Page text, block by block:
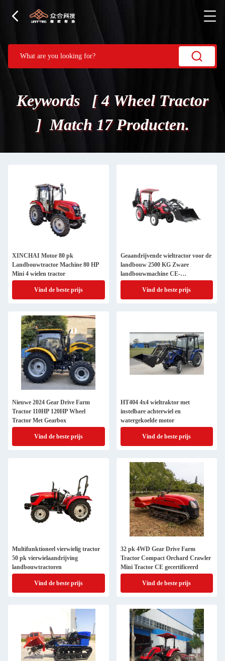
Keywords [ 4 Wheel Tractor
] Match 17 Producten.
XINCHAI Motor 80 pk
Landbouwtractor Machine 80 HP
Mini 4 wielen tractor
Vind de beste prijs
Geaandrijvende wieltractor voor de
landbouw 2500 KG Zware
landbouwmachine CE-
gecertificeerd
Vind de beste prijs
Nieuwe 2024 Gear Drive Farm
Tractor 110HP 120HP Wheel
Tractor Met Gearbox
Vind de beste prijs
HT404 4x4 wieltraktor met
instelbare achterwiel en
watergekoelde motor
Vind de beste prijs
Multifunktioneel vierwielig tractor
50 pk vierwielaandrijving
landbouwtractoren
Vind de beste prijs
32 pk 4WD Gear Drive Farm
Tractor Compact Orchard Crawler
Mini Tractor CE gecertificeerd
Vind de beste prijs